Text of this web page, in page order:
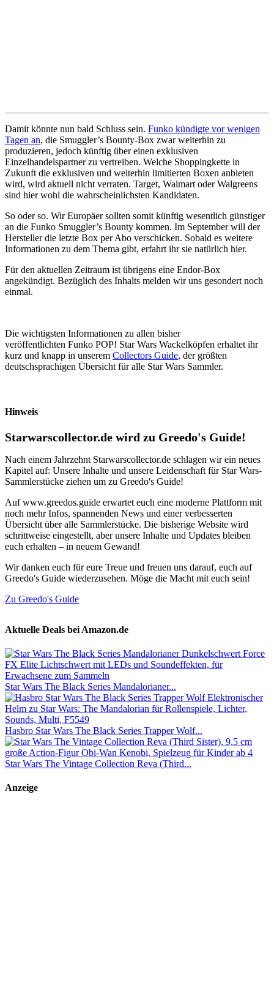
Damit könnte nun bald Schluss sein. Funko kündigte vor wenigen
Tagen an, die Smuggler’s Bounty-Box zwar weiterhin zu
produzieren, jedoch künftig über einen exklusiven
Einzelhandelspartner zu vertreiben. Welche Shoppingkette in
Zukunft die exklusiven und weiterhin limitierten Boxen anbieten
wird, wird aktuell nicht verraten. Target, Walmart oder Walgreens
sind hier wohl die wahrscheinlichsten Kandidaten.
So oder so. Wir Europäer sollten somit künftig wesentlich günstiger
an die Funko Smuggler’s Bounty kommen. Im September will der
Hersteller die letzte Box per Abo verschicken. Sobald es weitere
Informationen zu dem Thema gibt, erfahrt ihr sie natürlich hier.
Für den aktuellen Zeitraum ist übrigens eine Endor-Box
angekündigt. Bezüglich des Inhalts melden wir uns gesondert noch
einmal.
Die wichtigsten Informationen zu allen bisher
veröffentlichten Funko POP! Star Wars Wackelköpfen erhaltet ihr
kurz und knapp in unserem Collectors Guide, der größten
deutschsprachigen Übersicht für alle Star Wars Sammler.
Hinweis
Starwarscollector.de wird zu Greedo's Guide!
Nach einem Jahrzehnt Starwarscollector.de schlagen wir ein neues
Kapitel auf: Unsere Inhalte und unsere Leidenschaft für Star Wars-
Sammlerstücke ziehen um zu Greedo's Guide!
Auf www.greedos.guide erwartet euch eine moderne Plattform mit
noch mehr Infos, spannenden News und einer verbesserten
Übersicht über alle Sammlerstücke. Die bisherige Website wird
schrittweise eingestellt, aber unsere Inhalte und Updates bleiben
euch erhalten – in neuem Gewand!
Wir danken euch für eure Treue und freuen uns darauf, euch auf
Greedo's Guide wiederzusehen. Möge die Macht mit euch sein!
Zu Greedo's Guide
Aktuelle Deals bei Amazon.de
Star Wars The Black Series Mandalorianer...
Hasbro Star Wars The Black Series Trapper Wolf...
Star Wars The Vintage Collection Reva (Third...
Anzeige